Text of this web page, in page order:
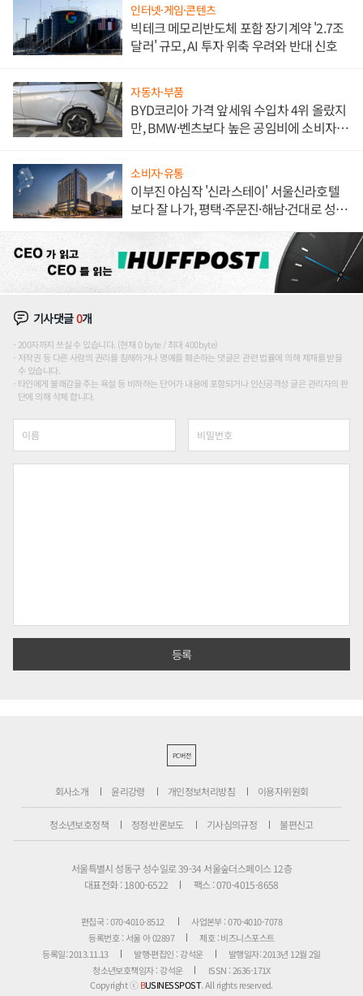
인터넷·게임·콘텐츠
빅테크 메모리반도체 포함 장기계약 '2.7조
달러' 규모, AI 투자 위축 우려와 반대 신호
자동차·부품
BYD코리아 가격 앞세워 수입차 4위 올랐지
만, BMW·벤츠보다 높은 공임비에 소비자
소비자·유통
이부진 야심작 '신라스테이' 서울신라호텔
보다 잘 나가, 평택·주문진·해남·건대로 성
기사댓글0개
200자까지 쓰실 수 있습니다. (현재 0 byte / 최대 400byte)
저작권 등 다른 사람의 권리를 침해하거나 명예를 훼손하는 댓글은 관련 법률에 의해 제재를 받을
수 있습니다.
타인에게 불쾌감을 주는 욕설 등 비하하는 단어가 내용에 포함되거나 인신공격성 글은 관리자의 판
단에 의해 삭제 합니다.
PC버전
회사소개 윤리강령 개인정보처리방침 이용자위원회
청소년보호정책 정정·반론보도 기사심의규정 불편신고
서울특별시 성동구 성수일로 39-34 서울숲더스페이스 12층
대표전화 : 1800-6522
팩스 : 070-4015-8658
편집국 : 070-4010-8512
사업본부 : 070-4010-7078
등록번호 : 서울 아 02897
제호 : 비즈니스포스트
등록일: 2013.11.13
발행·편집인 : 강석운
발행일자: 2013년 12월 2일
청소년보호책임자 : 강석운
ISSN : 2636-171X
Copyright ⓒBUSINESSPOST. All rights reserved.